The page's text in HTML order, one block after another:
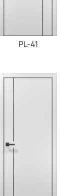
PL-41